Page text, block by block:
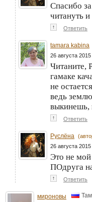
Спасибо
читануть
↑ Ответить
tamara kabina
26 августа
Читаните,
гамаке
не
ведь
выкинешь,
↑ Ответить
Руслёна
26 августа
Это не
ПОдруга
↑ Ответить
мироновы